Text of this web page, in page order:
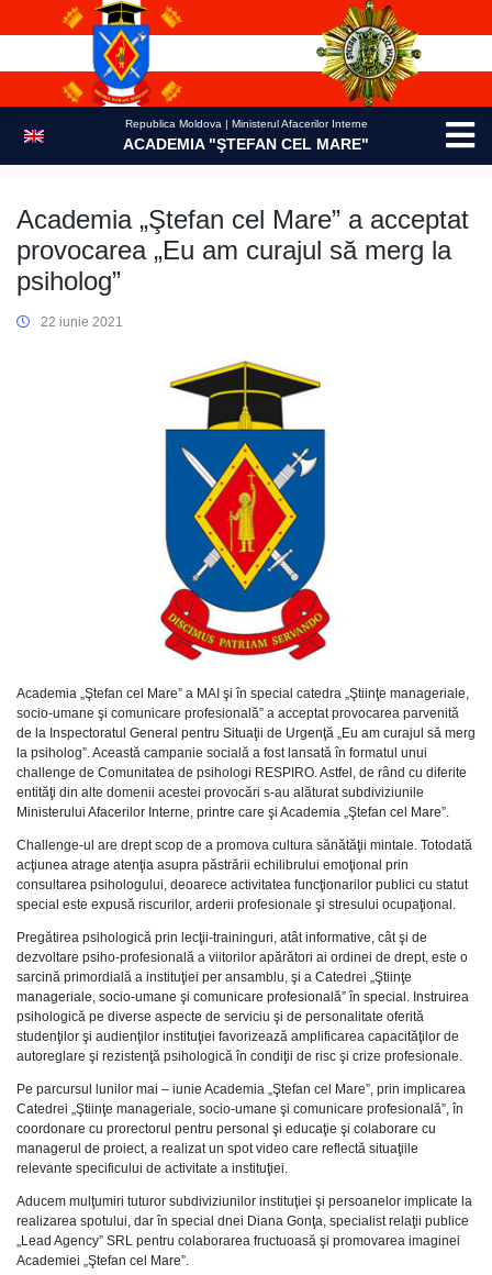
Republica Moldova | Ministerul Afacerilor Interne
ACADEMIA "ŞTEFAN CEL MARE"
Academia „Ştefan cel Mare” a acceptat
provocarea „Eu am curajul să merg la
psiholog”
22 iunie 2021
Academia „Ştefan cel Mare” a MAI şi în special catedra „Ştiinţe manageriale,
socio-umane şi comunicare profesională” a acceptat provocarea parvenită
de la Inspectoratul General pentru Situaţii de Urgenţă „Eu am curajul să merg
la psiholog”. Această campanie socială a fost lansată în formatul unui
challenge de Comunitatea de psihologi RESPIRO. Astfel, de rând cu diferite
entităţi din alte domenii acestei provocări s-au alăturat subdiviziunile
Ministerului Afacerilor Interne, printre care şi Academia „Ştefan cel Mare”.
Challenge-ul are drept scop de a promova cultura sănătăţii mintale. Totodată
acţiunea atrage atenţia asupra păstrării echilibrului emoţional prin
consultarea psihologului, deoarece activitatea funcţionarilor publici cu statut
special este expusă riscurilor, arderii profesionale şi stresului ocupaţional.
Pregătirea psihologică prin lecţii-traininguri, atât informative, cât şi de
dezvoltare psiho-profesională a viitorilor apărători ai ordinei de drept, este o
sarcină primordială a instituţiei per ansamblu, şi a Catedrei „Ştiinţe
manageriale, socio-umane şi comunicare profesională” în special. Instruirea
psihologică pe diverse aspecte de serviciu şi de personalitate oferită
studenţilor şi audienţilor instituţiei favorizează amplificarea capacităţilor de
autoreglare şi rezistenţă psihologică în condiţii de risc şi crize profesionale.
Pe parcursul lunilor mai – iunie Academia „Ştefan cel Mare”, prin implicarea
Catedrei „Ştiinţe manageriale, socio-umane şi comunicare profesională”, în
coordonare cu prorectorul pentru personal şi educaţie şi colaborare cu
managerul de proiect, a realizat un spot video care reflectă situaţiile
relevante specificului de activitate a instituţiei.
Aducem mulţumiri tuturor subdiviziunilor instituţiei şi persoanelor implicate la
realizarea spotului, dar în special dnei Diana Gonţa, specialist relaţii publice
„Lead Agency” SRL pentru colaborarea fructuoasă şi promovarea imaginei
Academiei „Ştefan cel Mare”.